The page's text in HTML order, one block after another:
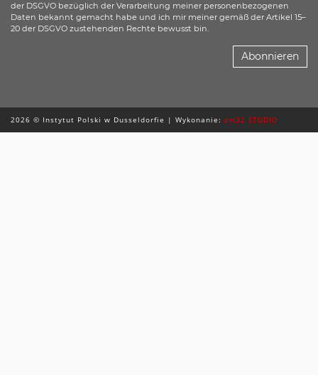
der DSGVO bezüglich der Verarbeitung meiner personenbezogenen
Daten bekannt gemacht habe und ich mir meiner gemäß der Artikel 15–
20 der DSGVO zustehenden Rechte bewusst bin.
Abonnieren
2026 © Instytut Polski w Dusseldorfie | Wykonanie: sm32 STUDIO